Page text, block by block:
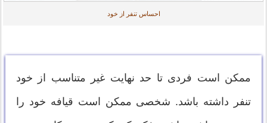
احساس تنفر از خود
ممکن است فردی تا حد نهایت غیر متناسب از خود
تنفر داشته باشد. شخصی ممکن است قیافه خود را